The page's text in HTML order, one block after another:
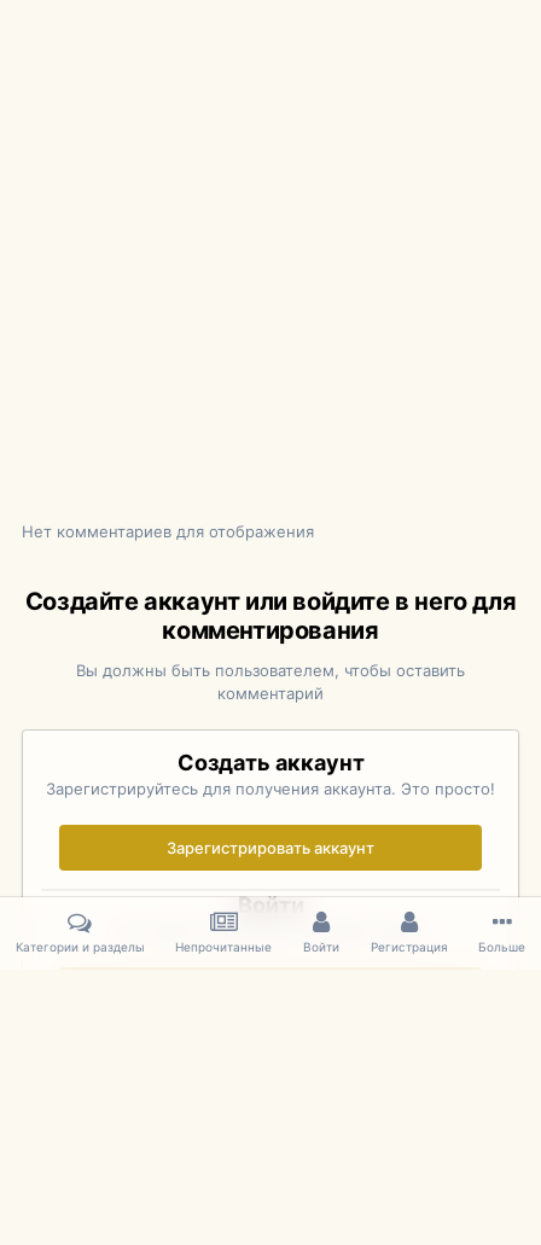
Нет комментариев для отображения
Создайте аккаунт или войдите в него для
комментирования
Вы должны быть пользователем, чтобы оставить
комментарий
Создать аккаунт
Зарегистрируйтесь для получения аккаунта. Это просто!
Зарегистрировать аккаунт
Войти
Уже зарегистрированы? Войдите здесь.
Категории и разделы Непрочитанные Войти Регистрация Больше